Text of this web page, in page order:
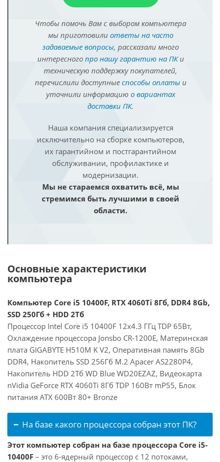
Чтобы помочь Вам с выбором компьютера
мы приготовили ответы на часто
задаваемые вопросы, рассказали много
интересного про нашу гарантию на ПКи
техническую поддержку покупателей,
перечислили доступные способы оплатыи
уточнили информацию о вариантах
доставки ПК.
Наша компания специализируется
исключительно на сборке компьютеров,
их гарантийном и постгарантийном
обслуживании, профилактике и
модернизации.
Мы не стараемся охватить всё, мы
стремимся быть лучшими в своей
области.
Основные характеристики
компьютера
Компьютер Core i5 10400F, RTX 4060Ti 8Гб, DDR4 8Gb,
SSD 250Гб + HDD 2Тб
Процессор Intel Core i5 10400F 12x4.3 ГГц TDP 65Вт,
Охлаждение процессора Jonsbo CR-1200E, Материнская
плата GIGABYTE H510M K V2, Оперативная память 8Gb
DDR4, Накопитель SSD 256Гб M.2 Apacer AS2280P4,
Накопитель HDD 2Тб WD Blue WD20EZAZ, Видеокарта
nVidia GeForce RTX 4060Ti 8Гб TDP 160Вт mP55, Блок
питания ATX 600Вт 80+ Bronze
На базе какого процессора собран этот ПК?
Этот компьютер собран на базе процессора Core i5-
10400F – это 6-ядерный процессор с 12 потоками,